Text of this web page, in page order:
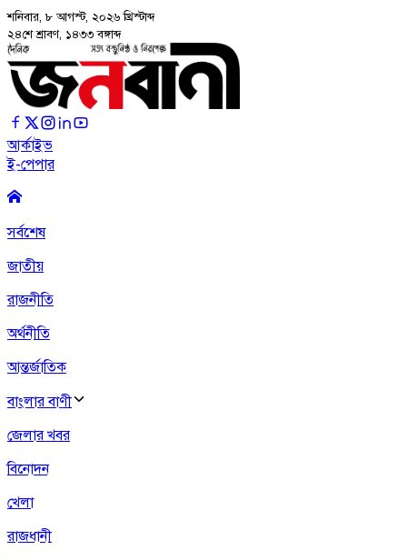
শনিবার, ৮ আগস্ট, ২০২৬ খ্রিস্টাব্দ
২৪শে শ্রাবণ, ১৪৩৩ বঙ্গাব্দ
আর্কাইভ
ই-পেপার
সর্বশেষ
জাতীয়
রাজনীতি
অর্থনীতি
আন্তর্জাতিক
বাংলার বাণী
জেলার খবর
বিনোদন
খেলা
রাজধানী